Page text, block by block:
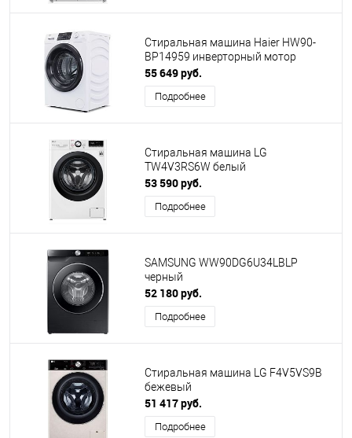
Стиральная машина Haier HW90-
BP14959 инверторный мотор
55 649 руб.
Подробнее
Cтиральная машина LG
TW4V3RS6W белый
53 590 руб.
Подробнее
SAMSUNG WW90DG6U34LBLP
черный
52 180 руб.
Подробнее
Cтиральная машина LG F4V5VS9B
бежевый
51 417 руб.
Подробнее